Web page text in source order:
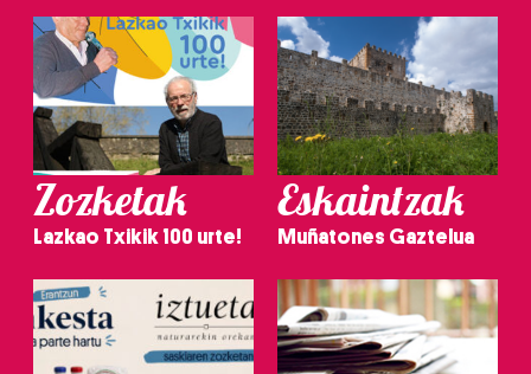
Zozketak
Lazkao Txikik 100 urte!
Eskaintzak
Muñatones Gaztelua